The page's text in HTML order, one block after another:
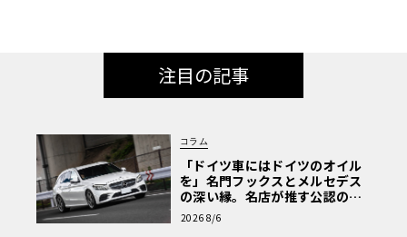
注目の記事
コラム
「ドイツ車にはドイツのオイル
を」名門フックスとメルセデス
の深い縁。名店が推す公認の安
心と、Cクラスで味わうシルキー
な走り〈PR〉
2026 8/6